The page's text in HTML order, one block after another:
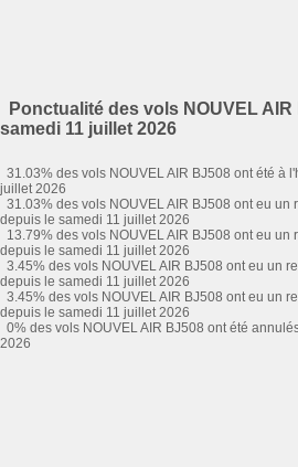
Ponctualité des vols NOUVEL
samedi 11 juillet 2026
31.03% des vols NOUVEL AIR BJ508 ont été à
juillet 2026
31.03% des vols NOUVEL AIR BJ508 ont eu un
depuis le samedi 11 juillet 2026
13.79% des vols NOUVEL AIR BJ508 ont eu un
depuis le samedi 11 juillet 2026
3.45% des vols NOUVEL AIR BJ508 ont eu un
depuis le samedi 11 juillet 2026
3.45% des vols NOUVEL AIR BJ508 ont eu un
depuis le samedi 11 juillet 2026
0% des vols NOUVEL AIR BJ508 ont été
2026